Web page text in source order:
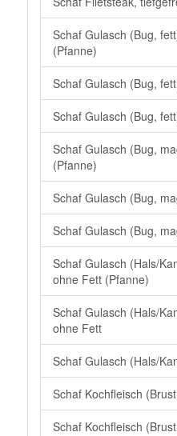
Schaf Gulasch (Bug,
(Pfanne)
Schaf Gulasch (Bug,
Schaf Gulasch (Bug,
Schaf Gulasch (Bug,
(Pfanne)
Schaf Gulasch (Bug,
Schaf Gulasch (Bug,
Schaf Gulasch (Hals/
ohne Fett (Pfanne)
Schaf Gulasch (Hals/
ohne Fett
Schaf Gulasch (Hals/
Schaf Kochfleisch
Schaf Kochfleisch